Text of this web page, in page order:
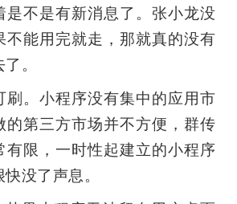
是不是有新消息了。张小龙没
不能用完就走，那就真的没有
。
刷。小程序没有集中的应用市
的第三方市场并不方便，群传
有限，一时性起建立的小程序
没了声息。